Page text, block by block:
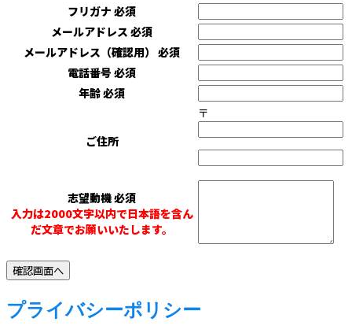
フリガナ 必須
メールアドレス 必須
メールアドレス（確認用） 必須
電話番号 必須
年齢必須
ご住所
〒
志望動機必須
入力は2000文字以内で日本語を含ん
だ文章でお願いいたします。
プライバシーポリシー